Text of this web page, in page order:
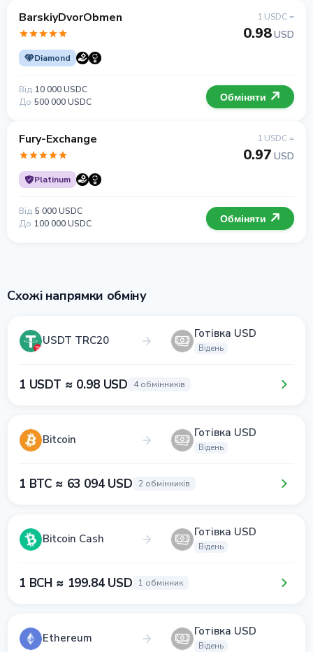
BarskiyDvorObmen
Diamond
1 USDC =
0.98USD
Від 10 000 USDC
До 500 000 USDC Обміняти
Fury-Exchange
Platinum
1 USDC =
0.97 USD
Від 5 000 USDC
До 100 000 USDC Обміняти
Схожі напрямки обміну
USDT TRC20 Готівка USD
Відень
1 USDT ≈ 0.98 USD 4 обмінників
Bitcoin Готівка USD
Відень
1 BTC ≈ 63 094 USD 2 обмінників
Bitcoin Cash Готівка USD
Відень
1 BCH ≈ 199.84 USD 1 обмінник
Ethereum Готівка USD
Відень